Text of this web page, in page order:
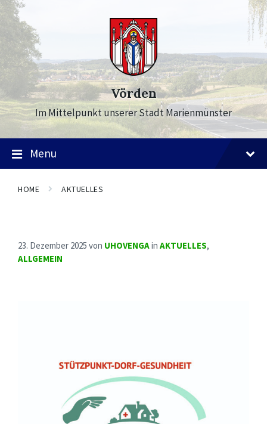
Skip
to
content
Skip
to
main
navigation
Skip
to
footer
Vörden
Im Mittelpunkt unserer Stadt Marienmünster
Menu
HOME AKTUELLES
23. Dezember 2025 von UHOVENGAin AKTUELLES,
ALLGEMEIN